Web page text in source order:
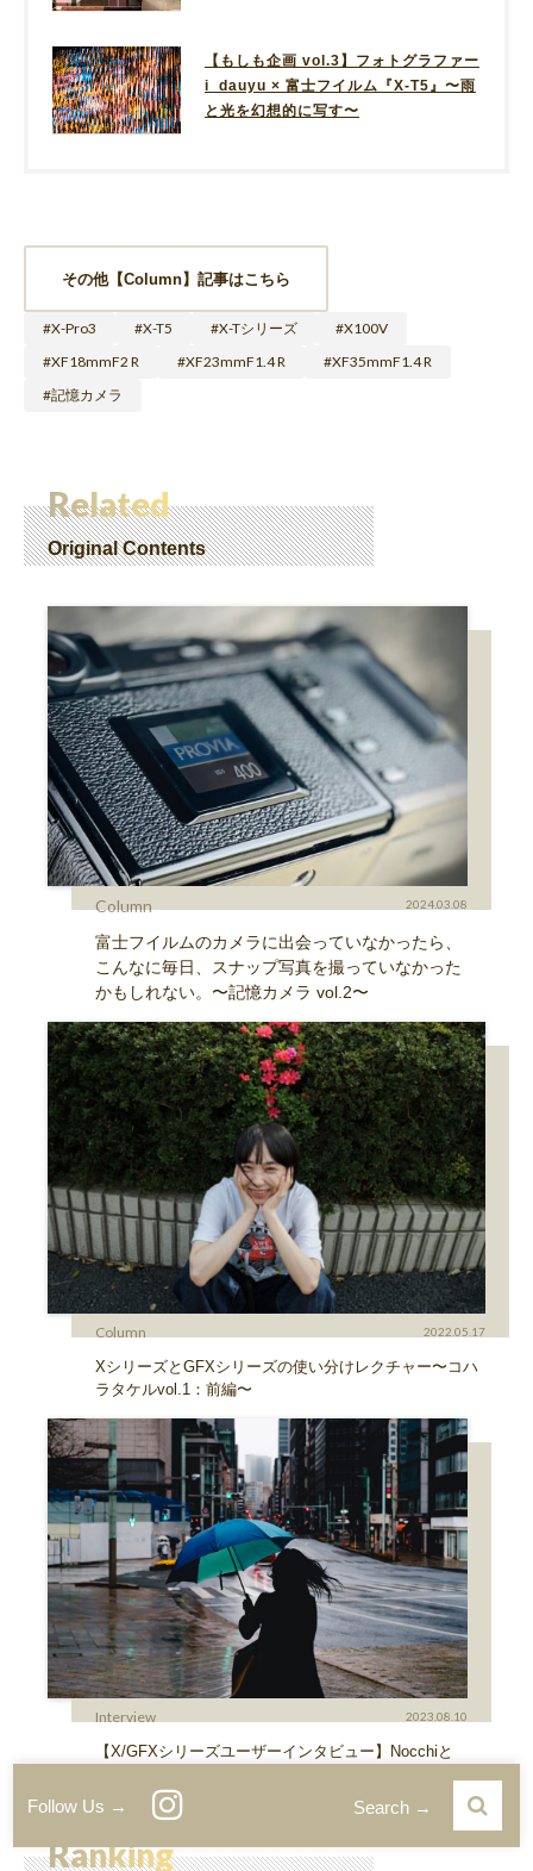
Follow Us → Search →
【もしも企画 vol.3】フォトグラファー
i_dauyu × 富士フイルム『X-T5』〜雨
と光を幻想的に写す〜
その他【Column】記事はこちら
X-Pro3 X-T5 X-Tシリーズ
X100V
XF18mmF2 R
XF23mmF1.4 R
XF35mmF1.4 R
記憶カメラ
Related
Original Contents
Column 2024.03.08
富士フイルムのカメラに出会っていなかったら、
こんなに毎日、スナップ写真を撮っていなかった
かもしれない。〜記憶カメラ vol.2〜
Column 2022.05.17
XシリーズとGFXシリーズの使い分けレクチャー〜コハ
ラタケルvol.1：前編〜
Interview 2023.08.10
【X/GFXシリーズユーザーインタビュー】Nocchiと
唯一無二の存在
Ranking